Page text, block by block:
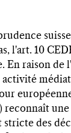
l'art. 10
En raison de
activité
reconnaît
des